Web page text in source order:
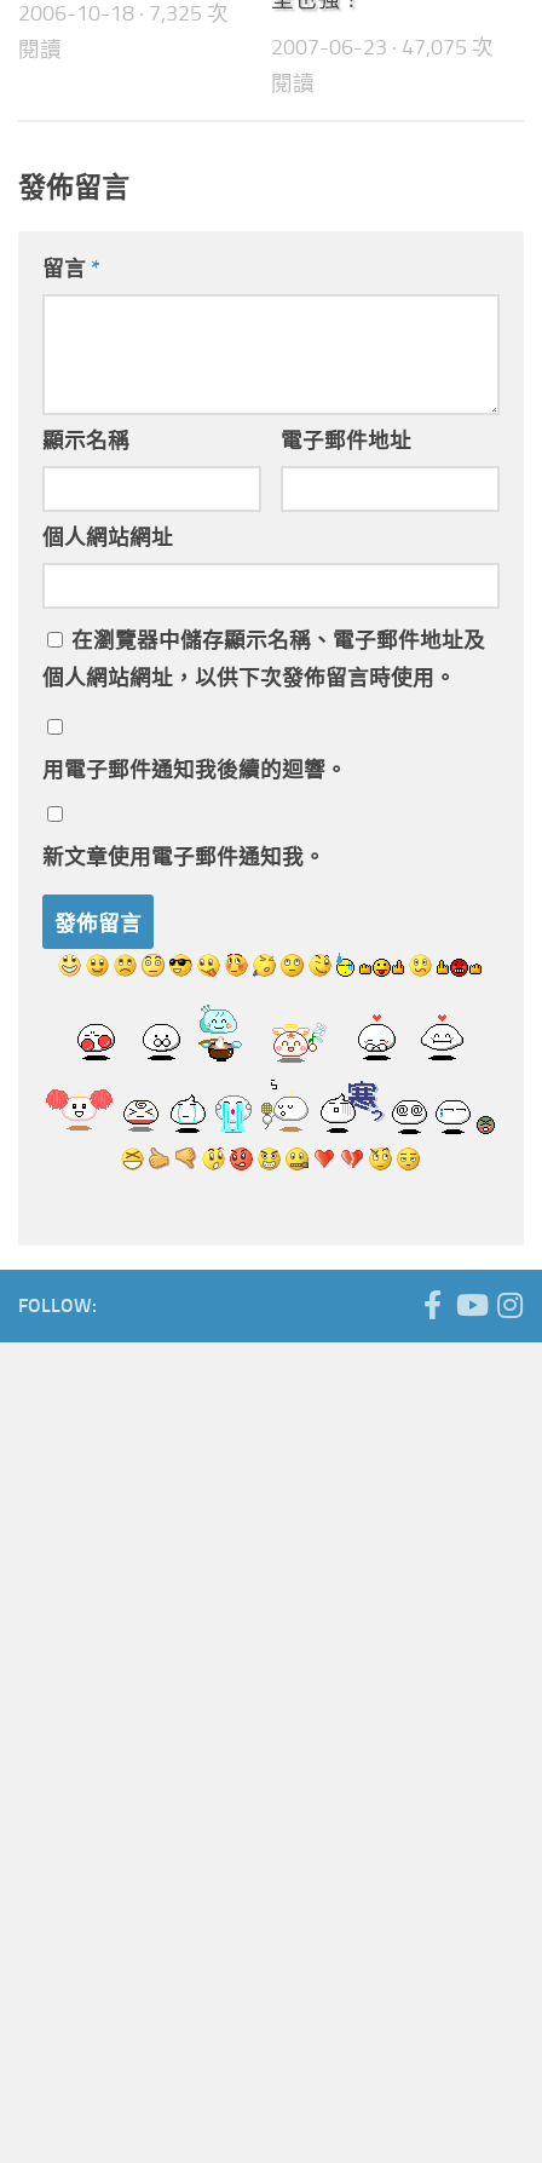
2006-10-18 · 7,325 次
閱讀
2007-06-23 · 47,075 次
閱讀
發佈留言
留言 *
顯示名稱 電子郵件地址
個人網站網址
在瀏覽器中儲存顯示名稱、電子郵件地址及
個人網站網址，以供下次發佈留言時使用。
用電子郵件通知我後續的迴響。
新文章使用電子郵件通知我。
FOLLOW: